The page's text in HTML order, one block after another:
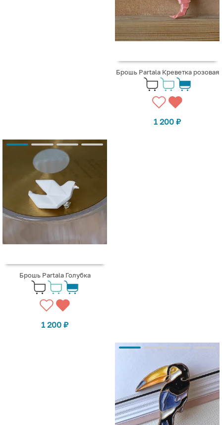
Брошь Partala Креветка розовая
1 200 ₽
Брошь Partala Голубка
1 200 ₽